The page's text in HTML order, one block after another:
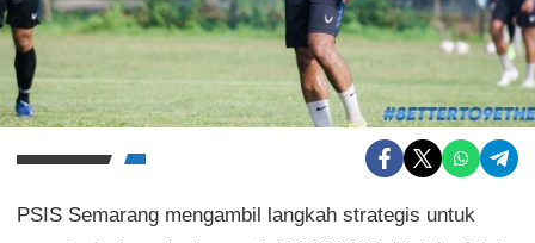
PSIS Semarang mengambil langkah strategis untuk